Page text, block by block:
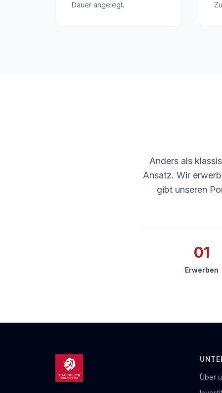
Dauer angelegt.
Anders als
Ansatz. Wir
gibt unseren
01
Erwerben
Über